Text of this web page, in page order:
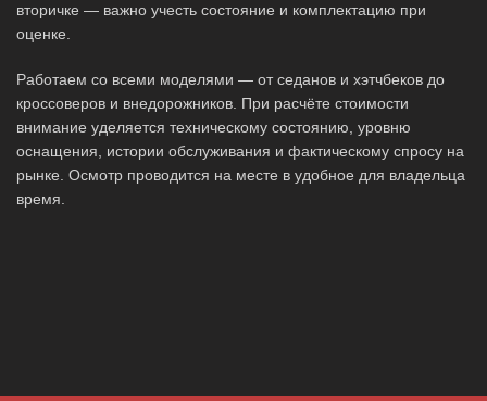
вторичке — важно учесть состояние и комплектацию при
оценке.
Работаем со всеми моделями — от седанов и хэтчбеков до
кроссоверов и внедорожников. При расчёте стоимости
внимание уделяется техническому состоянию, уровню
оснащения, истории обслуживания и фактическому спросу на
рынке. Осмотр проводится на месте в удобное для владельца
время.